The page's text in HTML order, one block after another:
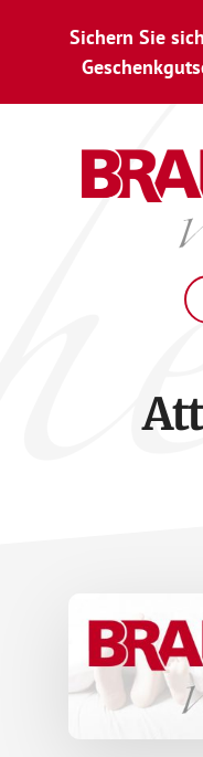
Sichern Sie